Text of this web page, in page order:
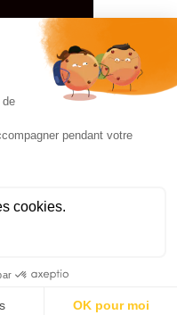
sportifs
»
en verre ou